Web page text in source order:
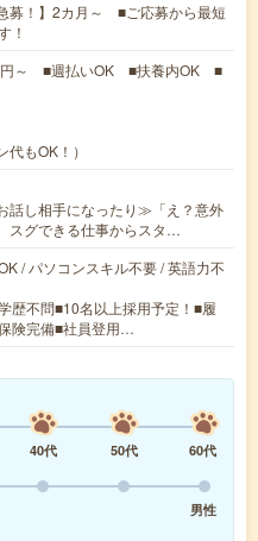
募！】2カ月～ ■ご応募から最短
！
円～ ■週払いOK ■扶養内OK ■
もOK！）
話し相手になったり≫「え？意外
スグできる仕事からスタ…
/ パソコンスキル不要 / 英語力不
歴不問■10名以上採用予定！■履
険完備■社員登用…
40代 50代
60代
男性